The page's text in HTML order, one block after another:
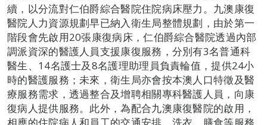
續，以分流對仁伯爵綜合醫院住院病床壓力。九澳康復
醫院人力資源規劃早已納入衛生局整體規劃，由於第一
階段會先啟用20張康復病床，仁伯爵綜合醫院透過內部
調派資深的醫護人員支援康復服務，分別有3名普通科
醫生、14名護士及8名護理助理員負責輪值，提供24小
時的醫護服務；未來，衛生局亦會按本澳人口特徵及醫
療服務需求，透過整合及增聘相關專科醫護人員，向康
復病人提供服務。此外，為配合九澳康復醫院的啟用，
相應的住院病人和員工的交通安排、洗衣、膳食等服務